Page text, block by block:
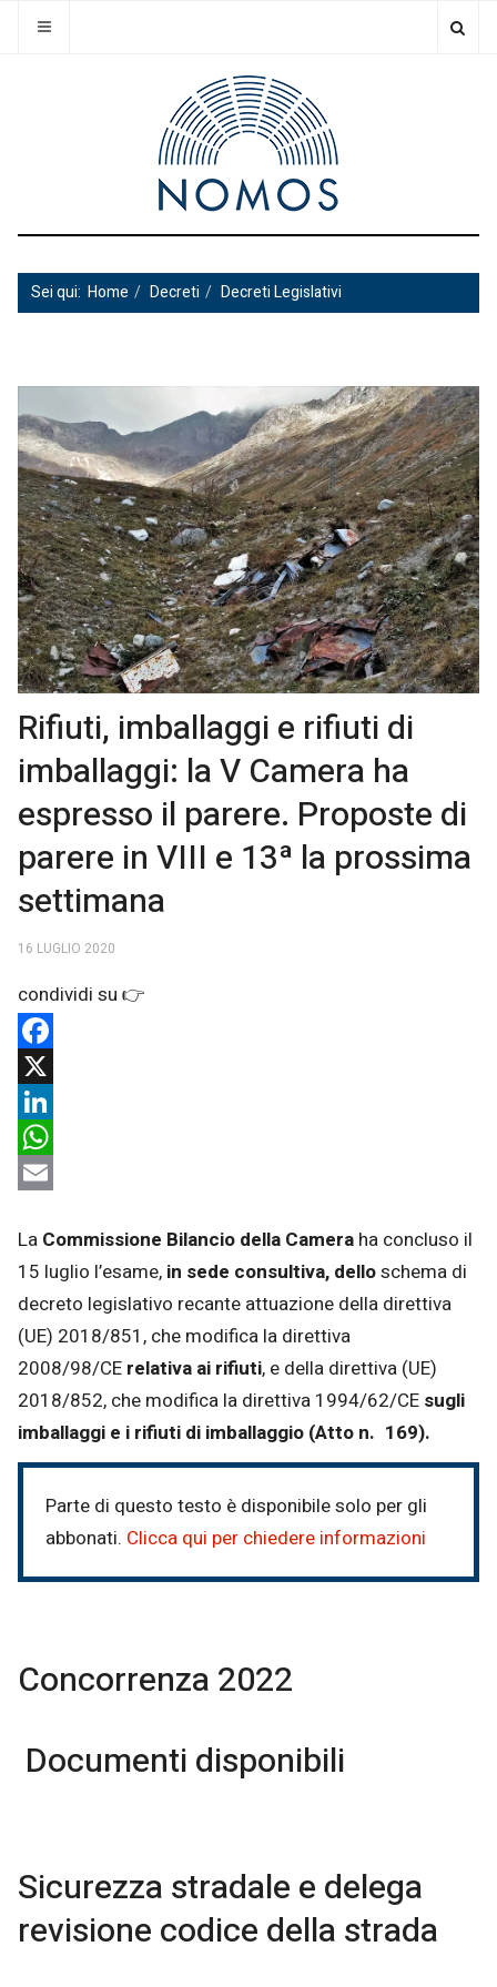
Sei qui: Home Decreti Decreti Legislativi
Rifiuti, imballaggi e rifiuti di
imballaggi: la V Camera ha
espresso il parere. Proposte di
parere in VIII e 13ª la prossima
settimana
16 LUGLIO 2020
Facebook
X
LinkedIn
WhatsApp
La Commissione Bilancio della Camera ha concluso il
15 luglio l’esame, in sede consultiva, delloschema di
decreto legislativo recante attuazione della direttiva
(UE) 2018/851, che modifica la direttiva
2008/98/CE relativa ai rifiuti, e della direttiva (UE)
2018/852, che modifica la direttiva 1994/62/CE sugli
imballaggi e i rifiuti di imballaggio (Atto n. 169).
Parte di questo testo è disponibile solo per gli
abbonati. Clicca qui per chiedere informazioni
Concorrenza 2022
Documenti disponibili
Sicurezza stradale e delega
revisione codice della strada